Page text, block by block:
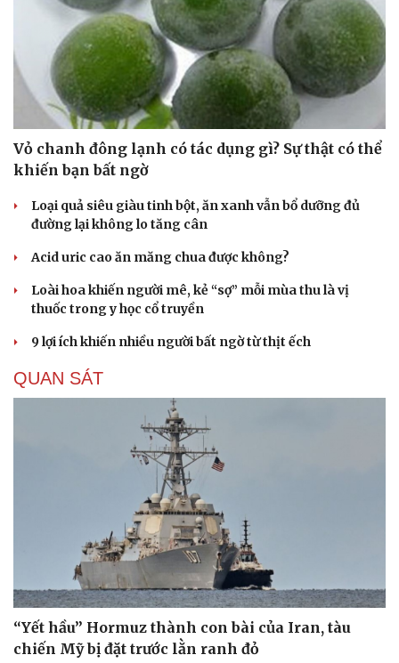
Vỏ chanh đông lạnh có tác dụng gì? Sự thật có thể
khiến bạn bất ngờ
Loại quả siêu giàu tinh bột, ăn xanh vẫn bổ dưỡng đủ
đường lại không lo tăng cân
Acid uric cao ăn măng chua được không?
Loài hoa khiến người mê, kẻ “sợ” mỗi mùa thu là vị
thuốc trong y học cổ truyền
9 lợi ích khiến nhiều người bất ngờ từ thịt ếch
QUAN SÁT
“Yết hầu” Hormuz thành con bài của Iran, tàu
chiến Mỹ bị đặt trước lằn ranh đỏ